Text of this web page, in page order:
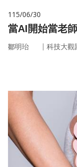
115/06/30
當AI開始當老
鄒明珆 ｜ 科技大觀